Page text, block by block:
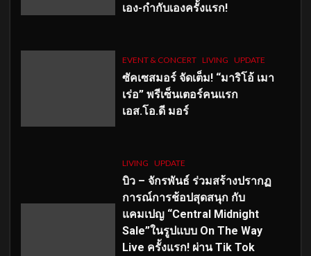
เอง-กำกับเองครั้งแรก!
EVENT & CONCERT LIVING UPDATE
ซัคเซสมอร์ จัดเต็ม! “มาริโอ้ เมา
เร่อ” พรีเซ็นเตอร์คนแรก
เอส.โอ.ดี มอร์
LIVING UPDATE
บิว – จักรพันธ์ ร่วมสร้างปรากฏ
การณ์การช้อปสุดสนุก กับ
แคมเปญ “Central Midnight
Sale”ในรูปแบบ On The Way
Live ครั้งแรก! ผ่าน Tik Tok